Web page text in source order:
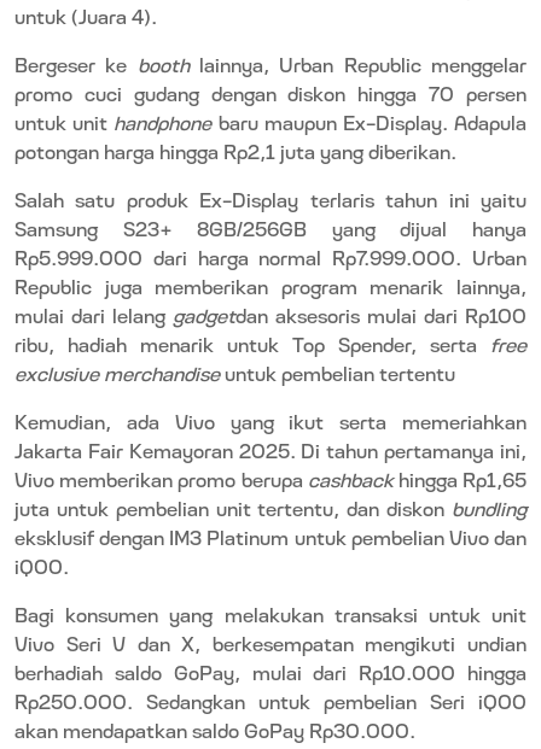
untuk (Juara 4).
Bergeser ke boothlainnya, Urban Republic menggelar
promo cuci gudang dengan diskon hingga 70 persen
untuk unit handphonebaru maupun Ex-Display. Adapula
potongan harga hingga Rp2,1 juta yang diberikan.
Salah satu produk Ex-Display terlaris tahun ini yaitu
Samsung S23+ 8GB/256GB yang dijual hanya
Rp5.999.000 dari harga normal Rp7.999.000. Urban
Republic juga memberikan program menarik lainnya,
mulai dari lelang gadgetdan aksesoris mulai dari Rp100
ribu, hadiah menarik untuk Top Spender, serta free
exclusive merchandiseuntuk pembelian tertentu
Kemudian, ada Vivo yang ikut serta memeriahkan
Jakarta Fair Kemayoran 2025. Di tahun pertamanya ini,
Vivo memberikan promo berupa cashbackhingga Rp1,65
juta untuk pembelian unit tertentu, dan diskon bundling
eksklusif dengan IM3 Platinum untuk pembelian Vivo dan
iQOO.
Bagi konsumen yang melakukan transaksi untuk unit
Vivo Seri V dan X, berkesempatan mengikuti undian
berhadiah saldo GoPay, mulai dari Rp10.000 hingga
Rp250.000. Sedangkan untuk pembelian Seri iQOO
akan mendapatkan saldo GoPay Rp30.000.